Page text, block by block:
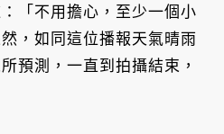
「不用擔心，至少一個小
，如同這位播報天氣晴雨
預測，一直到拍攝結束，